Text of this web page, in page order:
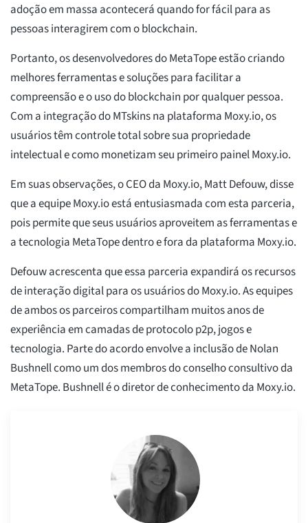
adoção em massa acontecerá quando for fácil para as
pessoas interagirem com o blockchain.
Portanto, os desenvolvedores do MetaTope estão criando
melhores ferramentas e soluções para facilitar a
compreensão e o uso do blockchain por qualquer pessoa.
Com a integração do MTskins na plataforma Moxy.io, os
usuários têm controle total sobre sua propriedade
intelectual e como monetizam seu primeiro painel Moxy.io.
Em suas observações, o CEO da Moxy.io, Matt Defouw, disse
que a equipe Moxy.io está entusiasmada com esta parceria,
pois permite que seus usuários aproveitem as ferramentas e
a tecnologia MetaTope dentro e fora da plataforma Moxy.io.
Defouw acrescenta que essa parceria expandirá os recursos
de interação digital para os usuários do Moxy.io. As equipes
de ambos os parceiros compartilham muitos anos de
experiência em camadas de protocolo p2p, jogos e
tecnologia. Parte do acordo envolve a inclusão de Nolan
Bushnell como um dos membros do conselho consultivo da
MetaTope. Bushnell é o diretor de conhecimento da Moxy.io.